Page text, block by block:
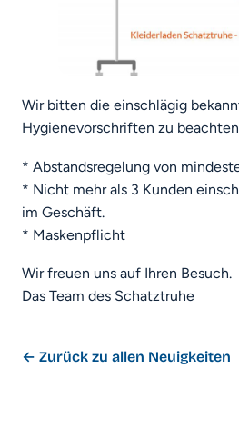
Wir bitten die einschlägig
Hygienevorschriften zu
* Abstandsregelung von
* Nicht mehr als 3 Kunden
im Geschäft.
* Maskenpflicht
Wir freuen uns auf Ihren Besuch.
Das Team des Schatztruhe
← Zurück zu allen Neuigkeiten